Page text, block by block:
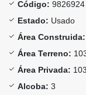
Código: 9826924
Estado: Usado
Área Construida:
Área Terreno:
Área Privada:
Alcoba: 3